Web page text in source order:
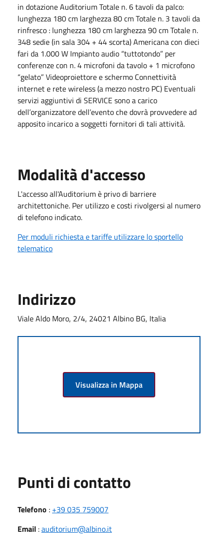
in dotazione Auditorium Totale n. 6 tavoli da palco:
lunghezza 180 cm larghezza 80 cm Totale n. 3 tavoli da
rinfresco : lunghezza 180 cm larghezza 90 cm Totale n.
348 sedie (in sala 304 + 44 scorta) Americana con dieci
fari da 1.000 W Impianto audio “tuttotondo” per
conferenze con n. 4 microfoni da tavolo + 1 microfono
“gelato” Videoproiettore e schermo Connettività
internet e rete wireless (a mezzo nostro PC) Eventuali
servizi aggiuntivi di SERVICE sono a carico
dell’organizzatore dell’evento che dovrà provvedere ad
apposito incarico a soggetti fornitori di tali attività.
Modalità d'accesso
L'accesso all'Auditorium è privo di barriere
architettoniche. Per utilizzo e costi rivolgersi al numero
di telefono indicato.
Per moduli richiesta e tariffe utilizzare lo sportello
telematico
Indirizzo
Viale Aldo Moro, 2/4, 24021 Albino BG, Italia
Visualizza in Mappa
Punti di contatto
Telefono : +39 035 759007
Email :auditorium@albino.it